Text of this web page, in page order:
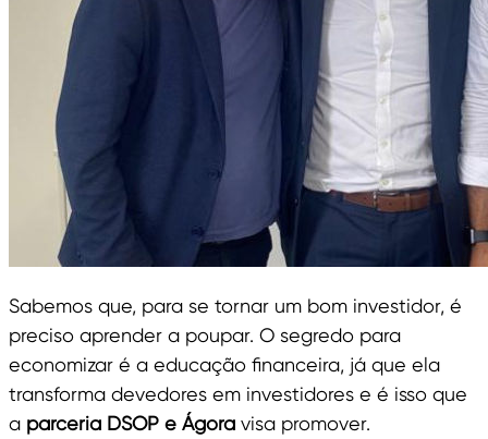
Sabemos que, para se tornar um bom investidor, é
preciso aprender a poupar. O segredo para
economizar é a educação financeira, já que ela
transforma devedores em investidores e é isso que
a parceria DSOP e Ágora visa promover.